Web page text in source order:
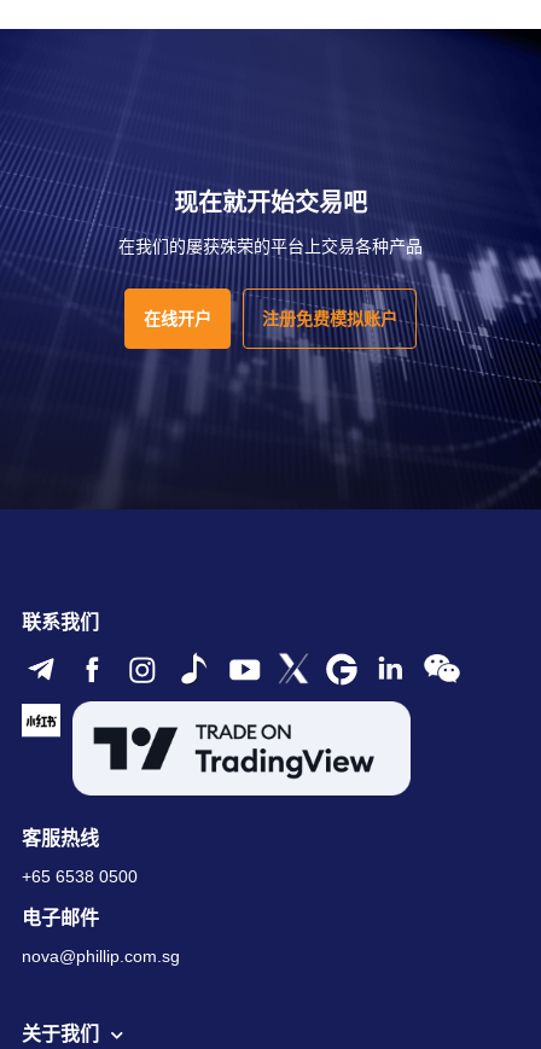
现在就开始交易吧
在我们的屡获殊荣的平台上交易各种产品
在线开户 注册免费模拟账户
联系我们
客服热线
+65 6538 0500
电子邮件
nova@phillip.com.sg
关于我们